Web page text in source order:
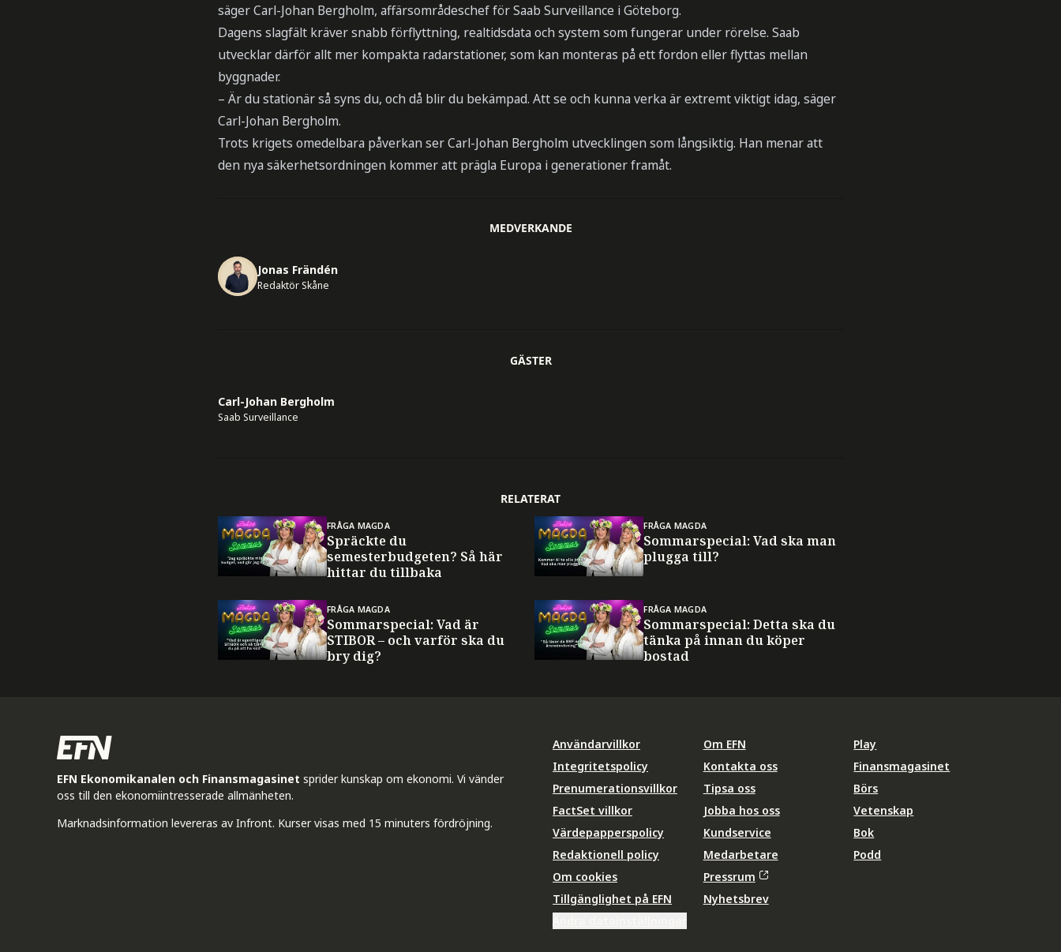
säger Carl-Johan Bergholm, affärsområdeschef för Saab Surveillance i Göteborg.
Dagens slagfält kräver snabb förflyttning, realtidsdata och system som fungerar under rörelse. Saab
utvecklar därför allt mer kompakta radarstationer, som kan monteras på ett fordon eller flyttas mellan
byggnader.
– Är du stationär så syns du, och då blir du bekämpad. Att se och kunna verka är extremt viktigt idag, säger
Carl-Johan Bergholm.
Trots krigets omedelbara påverkan ser Carl-Johan Bergholm utvecklingen som långsiktig. Han menar att
den nya säkerhetsordningen kommer att prägla Europa i generationer framåt.
MEDVERKANDE
Jonas Frändén
Redaktör Skåne
GÄSTER
Carl-Johan Bergholm
Saab Surveillance
RELATERAT
FRÅGA MAGDA
Spräckte du
semesterbudgeten? Så här
hittar du tillbaka
FRÅGA MAGDA
Sommarspecial: Vad ska man
plugga till?
FRÅGA MAGDA
Sommarspecial: Vad är
STIBOR – och varför ska du
bry dig?
FRÅGA MAGDA
Sommarspecial: Detta ska du
tänka på innan du köper
bostad
EFN Ekonomikanalen och Finansmagasinet sprider kunskap om ekonomi. Vi vänder
oss till den ekonomiintresserade allmänheten.
Marknadsinformation levereras av Infront. Kurser visas med 15 minuters fördröjning.
Användarvillkor
Integritetspolicy
Prenumerationsvillkor
FactSet villkor
Värdepapperspolicy
Redaktionell policy
Om cookies
Tillgänglighet på EFN
Om EFN
Kontakta oss
Tipsa oss
Jobba hos oss
Kundservice
Medarbetare
Pressrum
Nyhetsbrev
Play
Finansmagasinet
Börs
Vetenskap
Bok
Podd